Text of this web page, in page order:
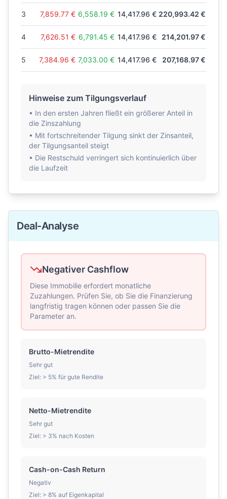
3 7,859.77 € 6,558.19 € 14,417.96 € 220,993.42 €
4 7,626.51 € 6,791.45 € 14,417.96 € 214,201.97€
5 7,384.96 € 7,033.00 € 14,417.96 € 207,168.97€
Hinweise zum Tilgungsverlauf
• In den ersten Jahren fließt ein größerer Anteil in
die Zinszahlung
• Mit fortschreitender Tilgung sinkt der Zinsanteil,
der Tilgungsanteil steigt
• Die Restschuld verringert sich kontinuierlich über
die Laufzeit
Deal-Analyse
Negativer Cashflow
Diese Immobilie erfordert monatliche
Zuzahlungen. Prüfen Sie, ob Sie die Finanzierung
langfristig tragen können oder passen Sie die
Parameter an.
Brutto-Mietrendite
Sehr gut
Ziel: > 5% für gute Rendite
Netto-Mietrendite
Sehr gut
Ziel: > 3% nach Kosten
Cash-on-Cash Return
Negativ
Ziel: > 8% auf Eigenkapital